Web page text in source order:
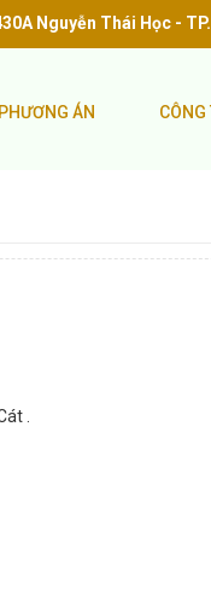
Nguyễn Thái Học -
PHƯƠNG ÁN CÔNG
.